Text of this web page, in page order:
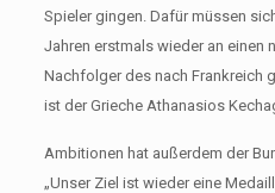
Spieler gingen. Dafür müssen
Jahren erstmals wieder an einen
Nachfolger des nach Frankreich
ist der Grieche Athanasios
Ambitionen hat außerdem der
„Unser Ziel ist wieder eine